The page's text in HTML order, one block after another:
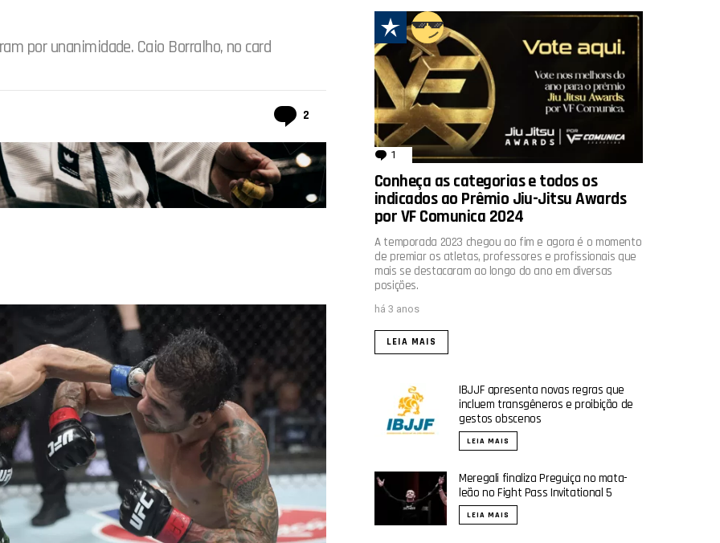
por unanimidade. Caio Borralho, no card
2 Comentários
1 comentário
Conheça as categorias e todos os
indicados ao Prêmio Jiu-Jitsu Awards
por VF Comunica 2024
A temporada 2023 chegou ao fim e agora é o momento
de premiar os atletas, professores e profissionais que
mais se destacaram ao longo do ano em diversas
posições.
há 3 anos
LEIA MAIS
IBJJF apresenta novas regras que
incluem transgêneros e proibição de
gestos obscenos
LEIA MAIS
Meregali finaliza Preguiça no mata-
leão no Fight Pass Invitational 5
LEIA MAIS